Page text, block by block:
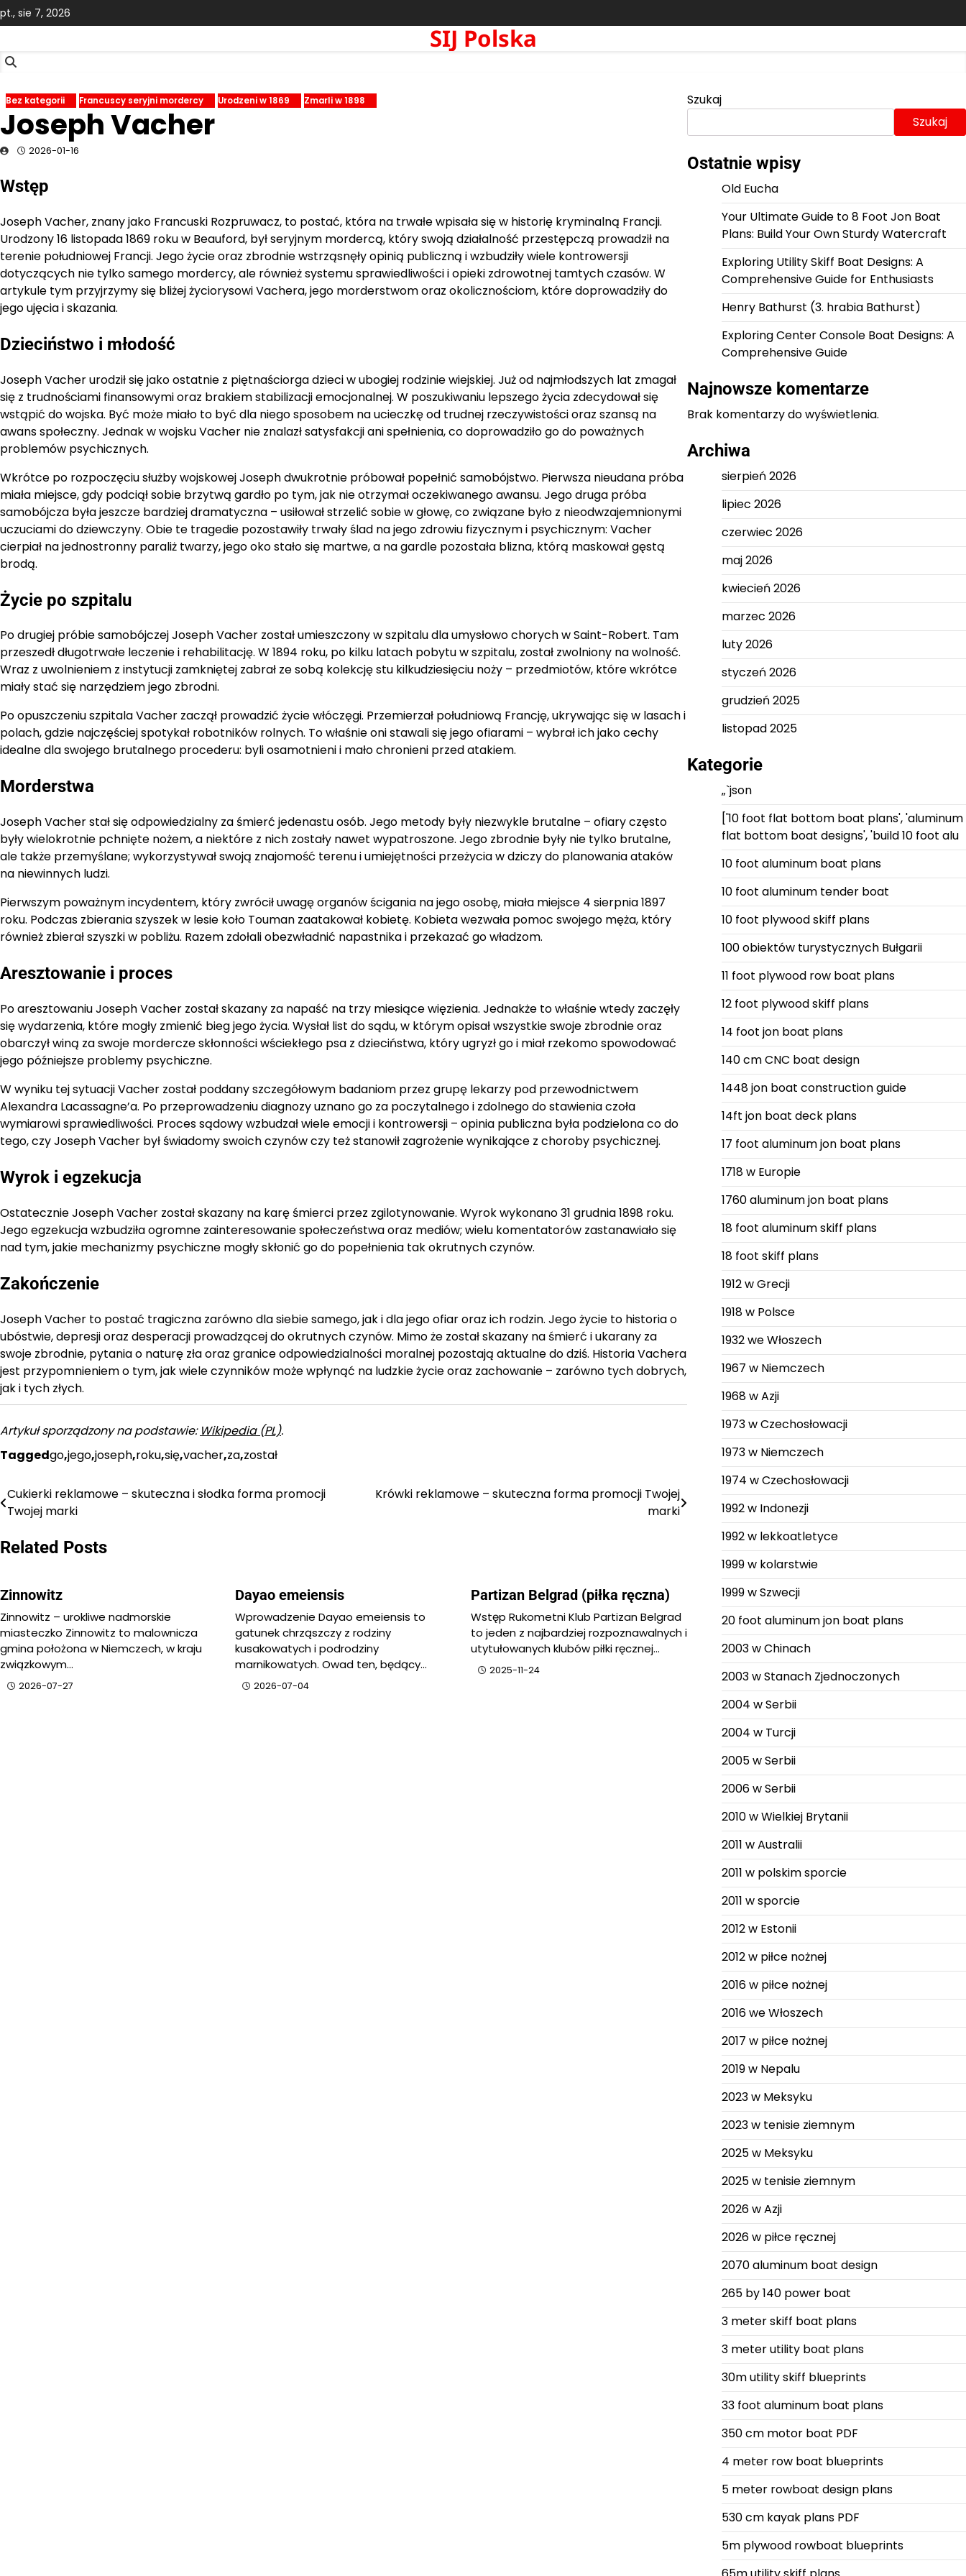
Skip
to
pt., sie 7, 2026
SIJ Polska
Bez kategorii Francuscy seryjni mordercy Urodzeni w 1869 Zmarli w 1898
Joseph Vacher
2026-01-16
Wstęp
Joseph Vacher, znany jako Francuski Rozpruwacz, to postać, która na trwałe wpisała się w historię kryminalną Francji.
Urodzony 16 listopada 1869 roku w Beauford, był seryjnym mordercą, który swoją działalność przestępczą prowadził na
terenie południowej Francji. Jego życie oraz zbrodnie wstrząsnęły opinią publiczną i wzbudziły wiele kontrowersji
dotyczących nie tylko samego mordercy, ale również systemu sprawiedliwości i opieki zdrowotnej tamtych czasów. W
artykule tym przyjrzymy się bliżej życiorysowi Vachera, jego morderstwom oraz okolicznościom, które doprowadziły do
jego ujęcia i skazania.
Dzieciństwo i młodość
Joseph Vacher urodził się jako ostatnie z piętnaściorga dzieci w ubogiej rodzinie wiejskiej. Już od najmłodszych lat zmagał
się z trudnościami finansowymi oraz brakiem stabilizacji emocjonalnej. W poszukiwaniu lepszego życia zdecydował się
wstąpić do wojska. Być może miało to być dla niego sposobem na ucieczkę od trudnej rzeczywistości oraz szansą na
awans społeczny. Jednak w wojsku Vacher nie znalazł satysfakcji ani spełnienia, co doprowadziło go do poważnych
problemów psychicznych.
Wkrótce po rozpoczęciu służby wojskowej Joseph dwukrotnie próbował popełnić samobójstwo. Pierwsza nieudana próba
miała miejsce, gdy podciął sobie brzytwą gardło po tym, jak nie otrzymał oczekiwanego awansu. Jego druga próba
samobójcza była jeszcze bardziej dramatyczna – usiłował strzelić sobie w głowę, co związane było z nieodwzajemnionymi
uczuciami do dziewczyny. Obie te tragedie pozostawiły trwały ślad na jego zdrowiu fizycznym i psychicznym: Vacher
cierpiał na jednostronny paraliż twarzy, jego oko stało się martwe, a na gardle pozostała blizna, którą maskował gęstą
brodą.
Życie po szpitalu
Po drugiej próbie samobójczej Joseph Vacher został umieszczony w szpitalu dla umysłowo chorych w Saint-Robert. Tam
przeszedł długotrwałe leczenie i rehabilitację. W 1894 roku, po kilku latach pobytu w szpitalu, został zwolniony na wolność.
Wraz z uwolnieniem z instytucji zamkniętej zabrał ze sobą kolekcję stu kilkudziesięciu noży – przedmiotów, które wkrótce
miały stać się narzędziem jego zbrodni.
Po opuszczeniu szpitala Vacher zaczął prowadzić życie włóczęgi. Przemierzał południową Francję, ukrywając się w lasach i
polach, gdzie najczęściej spotykał robotników rolnych. To właśnie oni stawali się jego ofiarami – wybrał ich jako cechy
idealne dla swojego brutalnego procederu: byli osamotnieni i mało chronieni przed atakiem.
Morderstwa
Joseph Vacher stał się odpowiedzialny za śmierć jedenastu osób. Jego metody były niezwykle brutalne – ofiary często
były wielokrotnie pchnięte nożem, a niektóre z nich zostały nawet wypatroszone. Jego zbrodnie były nie tylko brutalne,
ale także przemyślane; wykorzystywał swoją znajomość terenu i umiejętności przeżycia w dziczy do planowania ataków
na niewinnych ludzi.
Pierwszym poważnym incydentem, który zwrócił uwagę organów ścigania na jego osobę, miała miejsce 4 sierpnia 1897
roku. Podczas zbierania szyszek w lesie koło Touman zaatakował kobietę. Kobieta wezwała pomoc swojego męża, który
również zbierał szyszki w pobliżu. Razem zdołali obezwładnić napastnika i przekazać go władzom.
Aresztowanie i proces
Po aresztowaniu Joseph Vacher został skazany za napaść na trzy miesiące więzienia. Jednakże to właśnie wtedy zaczęły
się wydarzenia, które mogły zmienić bieg jego życia. Wysłał list do sądu, w którym opisał wszystkie swoje zbrodnie oraz
obarczył winą za swoje mordercze skłonności wściekłego psa z dzieciństwa, który ugryzł go i miał rzekomo spowodować
jego późniejsze problemy psychiczne.
W wyniku tej sytuacji Vacher został poddany szczegółowym badaniom przez grupę lekarzy pod przewodnictwem
Alexandra Lacassagne’a. Po przeprowadzeniu diagnozy uznano go za poczytalnego i zdolnego do stawienia czoła
wymiarowi sprawiedliwości. Proces sądowy wzbudzał wiele emocji i kontrowersji – opinia publiczna była podzielona co do
tego, czy Joseph Vacher był świadomy swoich czynów czy też stanowił zagrożenie wynikające z choroby psychicznej.
Wyrok i egzekucja
Ostatecznie Joseph Vacher został skazany na karę śmierci przez zgilotynowanie. Wyrok wykonano 31 grudnia 1898 roku.
Jego egzekucja wzbudziła ogromne zainteresowanie społeczeństwa oraz mediów; wielu komentatorów zastanawiało się
nad tym, jakie mechanizmy psychiczne mogły skłonić go do popełnienia tak okrutnych czynów.
Zakończenie
Joseph Vacher to postać tragiczna zarówno dla siebie samego, jak i dla jego ofiar oraz ich rodzin. Jego życie to historia o
ubóstwie, depresji oraz desperacji prowadzącej do okrutnych czynów. Mimo że został skazany na śmierć i ukarany za
swoje zbrodnie, pytania o naturę zła oraz granice odpowiedzialności moralnej pozostają aktualne do dziś. Historia Vachera
jest przypomnieniem o tym, jak wiele czynników może wpłynąć na ludzkie życie oraz zachowanie – zarówno tych dobrych,
jak i tych złych.
Artykuł sporządzony na podstawie: Wikipedia (PL).
Taggedgo,jego,joseph,roku,się,vacher,za,został
Nawigacja
wpisu
Cukierki reklamowe – skuteczna i słodka forma promocji
Twojej marki
Krówki reklamowe – skuteczna forma promocji Twojej
marki
Related Posts
Zinnowitz
Zinnowitz – urokliwe nadmorskie
miasteczko Zinnowitz to malownicza
gmina położona w Niemczech, w kraju
związkowym…
2026-07-27
Dayao emeiensis
Wprowadzenie Dayao emeiensis to
gatunek chrząszczy z rodziny
kusakowatych i podrodziny
marnikowatych. Owad ten, będący…
2026-07-04
Partizan Belgrad (piłka ręczna)
Wstęp Rukometni Klub Partizan Belgrad
to jeden z najbardziej rozpoznawalnych i
utytułowanych klubów piłki ręcznej…
2025-11-24
Szukaj
Szukaj
Ostatnie wpisy
Old Eucha
Your Ultimate Guide to 8 Foot Jon Boat
Plans: Build Your Own Sturdy Watercraft
Exploring Utility Skiff Boat Designs: A
Comprehensive Guide for Enthusiasts
Henry Bathurst (3. hrabia Bathurst)
Exploring Center Console Boat Designs: A
Comprehensive Guide
Najnowsze komentarze
Brak komentarzy do wyświetlenia.
Archiwa
sierpień 2026
lipiec 2026
czerwiec 2026
maj 2026
kwiecień 2026
marzec 2026
luty 2026
styczeń 2026
grudzień 2025
listopad 2025
Kategorie
„`json
['10 foot flat bottom boat plans', 'aluminum
flat bottom boat designs', 'build 10 foot alu
10 foot aluminum boat plans
10 foot aluminum tender boat
10 foot plywood skiff plans
100 obiektów turystycznych Bułgarii
11 foot plywood row boat plans
12 foot plywood skiff plans
14 foot jon boat plans
140 cm CNC boat design
1448 jon boat construction guide
14ft jon boat deck plans
17 foot aluminum jon boat plans
1718 w Europie
1760 aluminum jon boat plans
18 foot aluminum skiff plans
18 foot skiff plans
1912 w Grecji
1918 w Polsce
1932 we Włoszech
1967 w Niemczech
1968 w Azji
1973 w Czechosłowacji
1973 w Niemczech
1974 w Czechosłowacji
1992 w Indonezji
1992 w lekkoatletyce
1999 w kolarstwie
1999 w Szwecji
20 foot aluminum jon boat plans
2003 w Chinach
2003 w Stanach Zjednoczonych
2004 w Serbii
2004 w Turcji
2005 w Serbii
2006 w Serbii
2010 w Wielkiej Brytanii
2011 w Australii
2011 w polskim sporcie
2011 w sporcie
2012 w Estonii
2012 w piłce nożnej
2016 w piłce nożnej
2016 we Włoszech
2017 w piłce nożnej
2019 w Nepalu
2023 w Meksyku
2023 w tenisie ziemnym
2025 w Meksyku
2025 w tenisie ziemnym
2026 w Azji
2026 w piłce ręcznej
2070 aluminum boat design
265 by 140 power boat
3 meter skiff boat plans
3 meter utility boat plans
30m utility skiff blueprints
33 foot aluminum boat plans
350 cm motor boat PDF
4 meter row boat blueprints
5 meter rowboat design plans
530 cm kayak plans PDF
5m plywood rowboat blueprints